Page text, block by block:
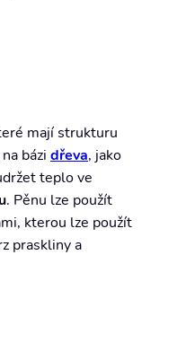
mají strukturu
bázi dřeva, jako
teplo ve
. Pěnu lze použít
kterou lze použít
praskliny a